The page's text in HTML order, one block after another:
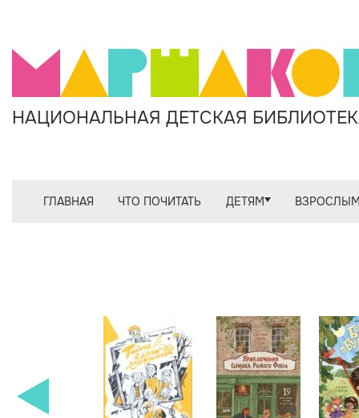
НАЦИОНАЛЬНАЯ ДЕТСКАЯ
ГЛАВНАЯ ЧТО ПОЧИТАТЬ ДЕТЯМ